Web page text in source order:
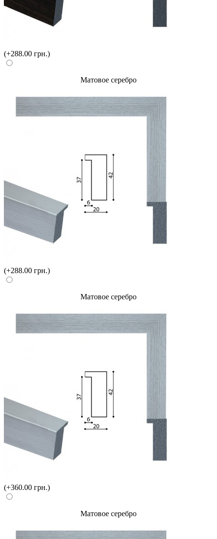
(+288.00 грн.)
Матовое серебро
(+288.00 грн.)
Матовое серебро
(+360.00 грн.)
Матовое серебро